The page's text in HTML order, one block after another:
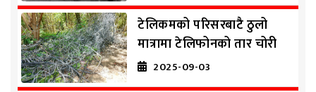
टेलिकमको परिसरबाटै ठुलो
मात्रामा टेलिफोनको तार चोरी
2025-09-03